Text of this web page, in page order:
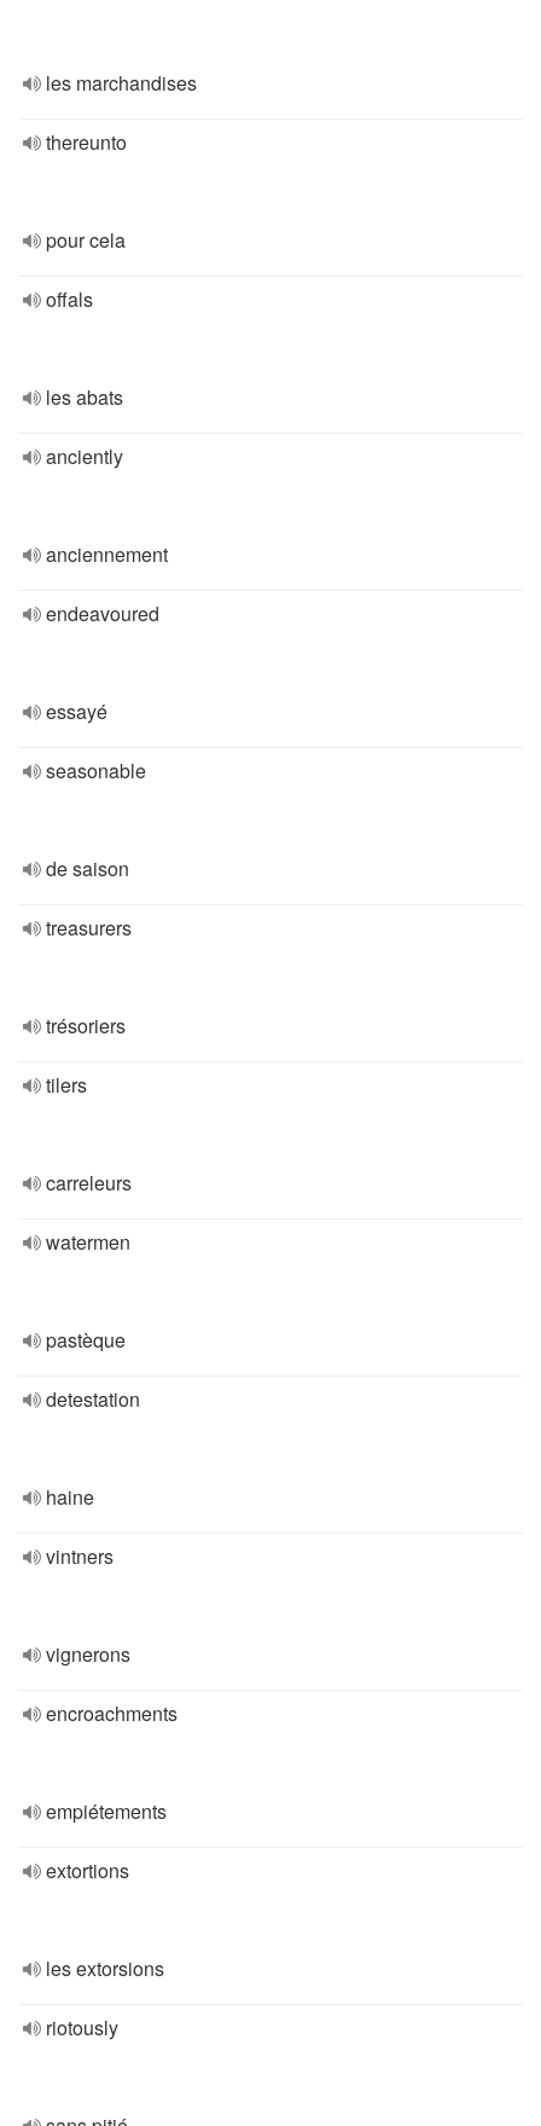
les marchandises
thereunto
pour cela
offals
les abats
anciently
anciennement
endeavoured
essayé
seasonable
de saison
treasurers
trésoriers
tilers
carreleurs
watermen
pastèque
detestation
haine
vintners
vignerons
encroachments
empiétements
extortions
les extorsions
riotously